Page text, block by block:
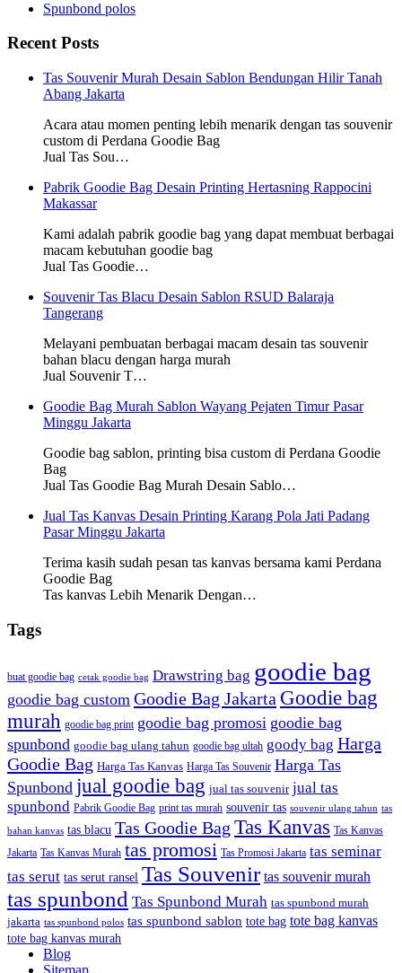
Spunbond polos
Recent Posts
Tas Souvenir Murah Desain Sablon Bendungan Hilir Tanah
Abang Jakarta
Acara atau momen penting lebih menarik dengan tas souvenir
custom di Perdana Goodie Bag
Jual Tas Sou…
Pabrik Goodie Bag Desain Printing Hertasning Rappocini
Makassar
Kami adalah pabrik goodie bag yang dapat membuat berbagai
macam kebutuhan goodie bag
Jual Tas Goodie…
Souvenir Tas Blacu Desain Sablon RSUD Balaraja
Tangerang
Melayani pembuatan berbagai macam desain tas souvenir
bahan blacu dengan harga murah
Jual Souvenir T…
Goodie Bag Murah Sablon Wayang Pejaten Timur Pasar
Minggu Jakarta
Goodie bag sablon, printing bisa custom di Perdana Goodie
Bag
Jual Tas Goodie Bag Murah Desain Sablo…
Jual Tas Kanvas Desain Printing Karang Pola Jati Padang
Pasar Minggu Jakarta
Terima kasih sudah pesan tas kanvas bersama kami Perdana
Goodie Bag
Tas kanvas Lebih Menarik Dengan…
Tags
buat goodie bag cetak goodie bag Drawstring bag goodie bag
goodie bag custom Goodie Bag Jakarta Goodie bag
murah goodie bag print goodie bag promosi goodie bag
spunbond goodie bag ulang tahun goodie bag ultah goody bag Harga
Goodie Bag Harga Tas Kanvas Harga Tas Souvenir Harga Tas
Spunbond jual goodie bag jual tas souvenir jual tas
spunbond Pabrik Goodie Bag print tas murah souvenir tas souvenir ulang tahun tas
bahan kanvas tas blacu Tas Goodie Bag Tas Kanvas Tas Kanvas
Jakarta Tas Kanvas Murah tas promosi Tas Promosi Jakarta tas seminar
tas serut tas serut ransel Tas Souvenir tas souvenir murah
tas spunbond Tas Spunbond Murah tas spunbond murah
jakarta tas spunbond polos tas spunbond sablon tote bag tote bag kanvas
tote bag kanvas murah
Blog
Sitemap